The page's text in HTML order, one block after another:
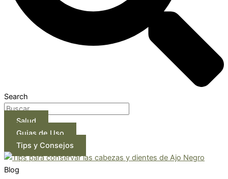
Search
Salud
Guias de Uso
Tips y Consejos
Blog